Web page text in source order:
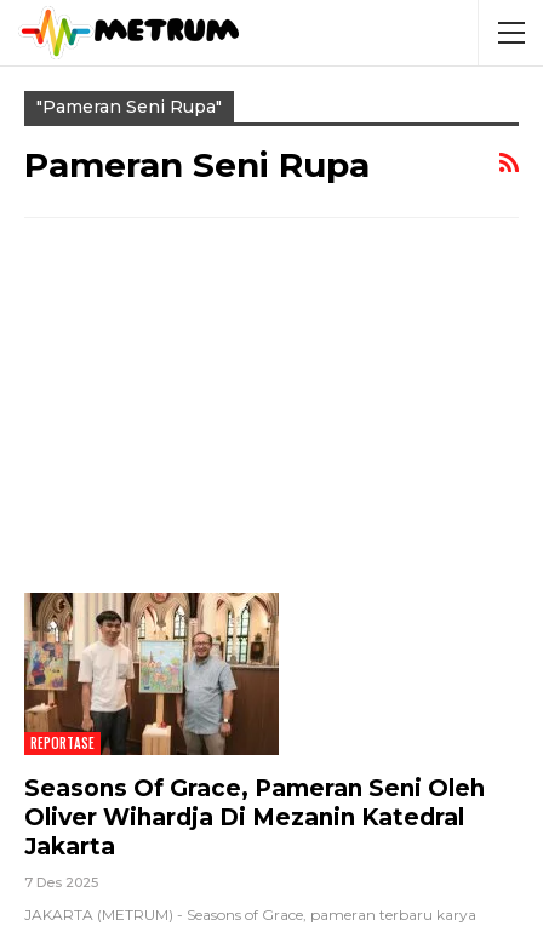
"pameran Seni Rupa"
Pameran Seni Rupa
REPORTASE
Seasons Of Grace, Pameran Seni Oleh
Oliver Wihardja Di Mezanin Katedral
Jakarta
7 Des 2025
JAKARTA (METRUM) - Seasons of Grace, pameran terbaru karya